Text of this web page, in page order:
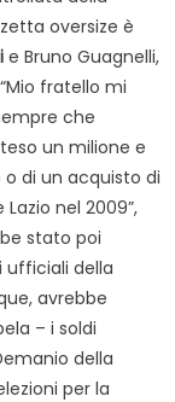
oversize è
e Bruno Guagnelli,
fratello mi
che
un milione e
di un acquisto di
nel 2009”,
stato poi
ufficiali della
avrebbe
– i soldi
della
per la